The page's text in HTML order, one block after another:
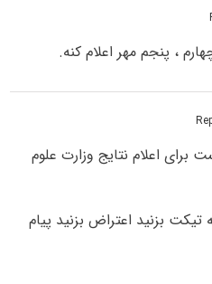
، پنجم مهر اعلام کنه.
اعلام نتایج وزارت علوم
بزنید اعتراض بزنید پیام